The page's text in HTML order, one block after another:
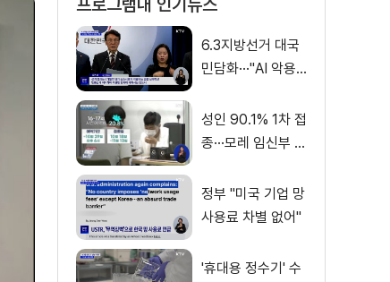
프로그램내 인기뉴스
6.3지방선거 대국
민담화···"AI 악용
성인 90.1% 1차 접
종···모레 임신부 사
정부 "미국 기업 망
사용료 차별 없어"
'휴대용 정수기' 수